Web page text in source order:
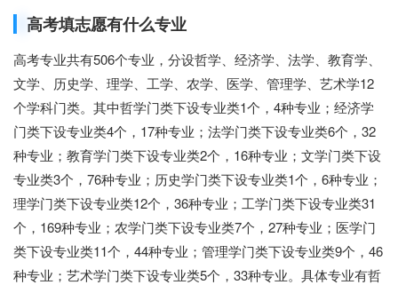
高考填志愿有什么专业
高考专业共有506个专业，分设哲学、经济学、法学、教育学、
文学、历史学、理学、工学、农学、医学、管理学、艺术学12
个学科门类。其中哲学门类下设专业类1个，4种专业；经济学
门类下设专业类4个，17种专业；法学门类下设专业类6个，32
种专业；教育学门类下设专业类2个，16种专业；文学门类下设
专业类3个，76种专业；历史学门类下设专业类1个，6种专业；
理学门类下设专业类12个，36种专业；工学门类下设专业类31
个，169种专业；农学门类下设专业类7个，27种专业；医学门
类下设专业类11个，44种专业；管理学门类下设专业类9个，46
种专业；艺术学门类下设专业类5个，33种专业。具体专业有哲